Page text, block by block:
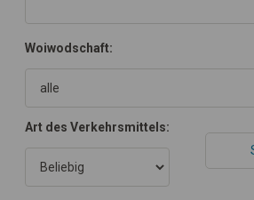
Woiwodschaft:
Art des Verkehrsmittels: